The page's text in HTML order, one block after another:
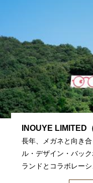
INOUYE LIMITED
長年、メガネと向き
ル・デザイン・バッ
ランドとコラボレーシ